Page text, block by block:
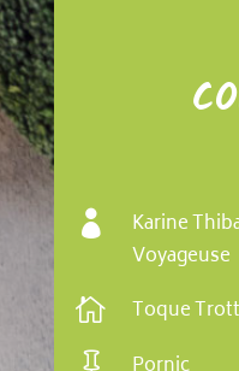

Karine
Voyageuse
 Toque